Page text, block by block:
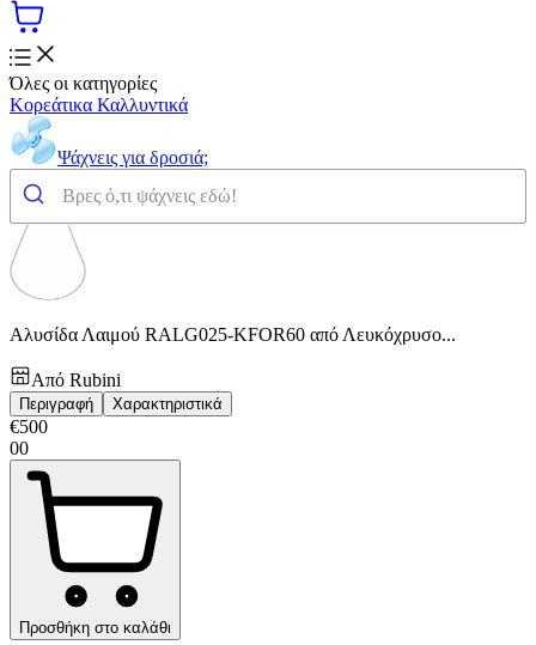
Όλες οι κατηγορίες
Κορεάτικα Καλλυντικά
Ψάχνεις για δροσιά;
Αλυσίδα Λαιμού RALG025-KFOR60 από Λευκόχρυσο...
Από Rubini
Περιγραφή Χαρακτηριστικά
€500
00
Προσθήκη στο καλάθι